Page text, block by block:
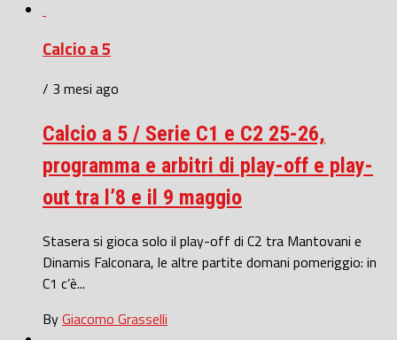
Calcio a 5
/ 3 mesi ago
Calcio a 5 / Serie C1 e C2 25-26,
programma e arbitri di play-off e play-
out tra l’8 e il 9 maggio
Stasera si gioca solo il play-off di C2 tra Mantovani e
Dinamis Falconara, le altre partite domani pomeriggio: in
C1 c’è...
ByGiacomo Grasselli